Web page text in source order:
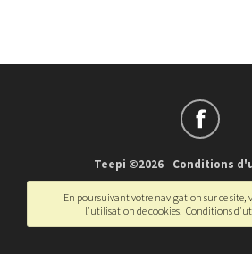
Teepi ©2026- Conditions
Français
English
En poursuivant votre navigation sur ce site,
l'utilisation de cookies. Conditions